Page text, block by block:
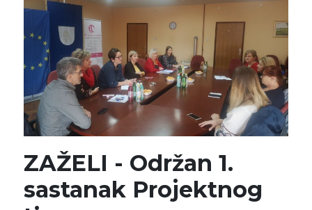
ZAŽELI - Održan 1.
sastanak Projektnog